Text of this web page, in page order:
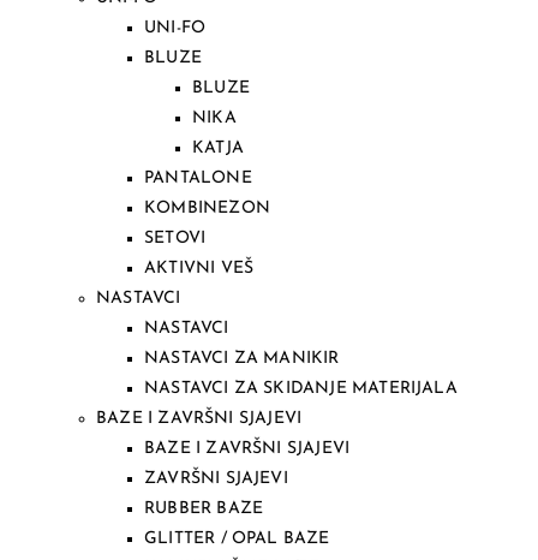
UNI-FO
BLUZE
BLUZE
NIKA
KATJA
PANTALONE
KOMBINEZON
SETOVI
AKTIVNI VEŠ
NASTAVCI
NASTAVCI
NASTAVCI ZA MANIKIR
NASTAVCI ZA SKIDANJE MATERIJALA
BAZE I ZAVRŠNI SJAJEVI
BAZE I ZAVRŠNI SJAJEVI
ZAVRŠNI SJAJEVI
RUBBER BAZE
GLITTER / OPAL BAZE